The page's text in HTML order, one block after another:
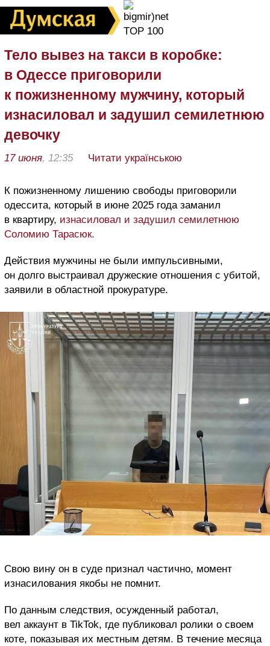
Тело вывез на такси в коробке:
в Одессе приговорили
к пожизненному мужчину, который
изнасиловал и задушил семилетнюю
девочку
17 июня, 12:35 Читати українською
К пожизненному лишению свободы приговорили
одессита, который в июне 2025 года заманил
в квартиру, изнасиловал и задушил семилетнюю
Соломию Тарасюк.
Действия мужчины не были импульсивными,
он долго выстраивал дружеские отношения с убитой,
заявили в областной прокуратуре.
Свою вину он в суде признал частично, момент
изнасилования якобы не помнит.
По данным следствия, осужденный работал,
вел аккаунт в TikTok, где публиковал ролики о своем
коте, показывая их местным детям. В течение месяца